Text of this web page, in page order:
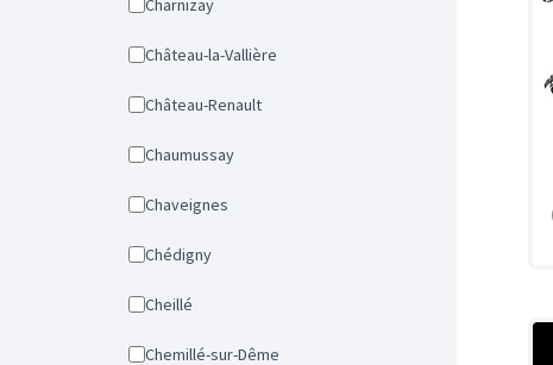
Charnizay
Château-la-Vallière
Château-Renault
Chaumussay
Chaveignes
Chédigny
Cheillé
Chemillé-sur-Dême